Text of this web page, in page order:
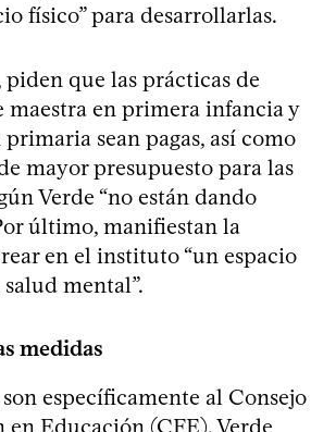
físico” para desarrollarlas.
que las prácticas de
maestra en primera infancia y
sean pagas, así como
mayor presupuesto para las
Verde “no están dando
último, manifiestan la
en el instituto “un espacio
mental”.
medidas
específicamente al Consejo
en Educación (CFE). Verde